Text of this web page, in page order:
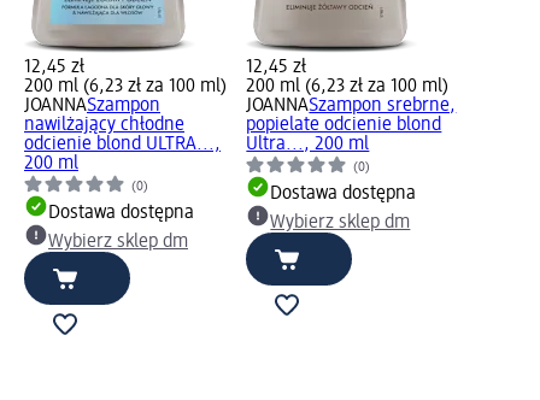
12,45 zł
200 ml (6,23 zł za 100 ml)
JOANNASzampon
nawilżający chłodne
odcienie blond ULTRA...,
200 ml
(0)
Dostawa dostępna
Wybierz sklep dm
12,45 zł
200 ml (6,23 zł za 100 ml)
JOANNASzampon srebrne,
popielate odcienie blond
Ultra..., 200 ml
(0)
Dostawa dostępna
Wybierz sklep dm